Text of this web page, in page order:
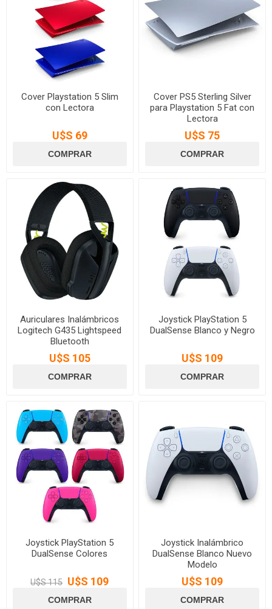
Cover Playstation 5 Slim
con Lectora
U$S 69
Cover PS5 Sterling Silver
para Playstation 5 Fat con
Lectora
U$S 75
Auriculares Inalámbricos
Logitech G435 Lightspeed
Bluetooth
U$S 105
Joystick PlayStation 5
DualSense Blanco y Negro
U$S 109
Joystick PlayStation 5
DualSense Colores
U$S 115 U$S 109
Joystick Inalámbrico
DualSense Blanco Nuevo
Modelo
U$S 109